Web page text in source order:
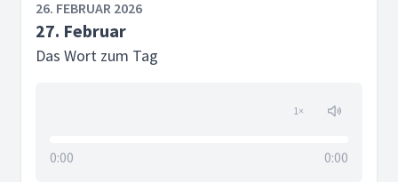
26. FEBRUAR 2026
27. Februar
Das Wort zum Tag
1×
0:00 0:00